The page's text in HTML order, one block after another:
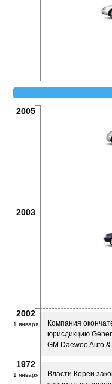
2005
2003
2002
1 января
Компания
юрисдикцию
GM Daewoo Auto
1972
1 января
Власти Кореи